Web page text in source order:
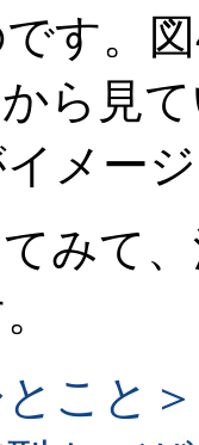
す。
ら見
メー
みて
こと＞